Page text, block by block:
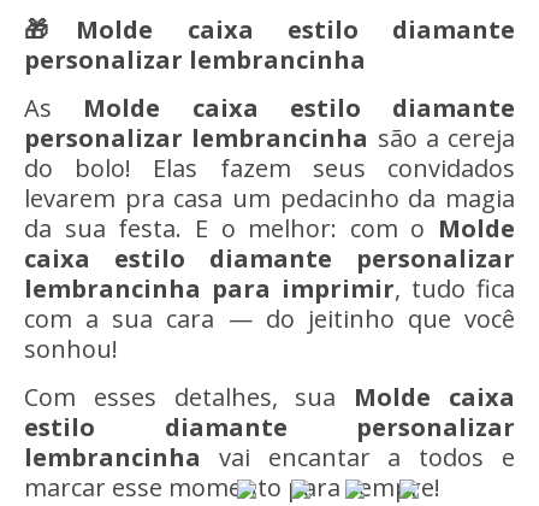
🎁Molde caixa estilo diamante
personalizar lembrancinha
As Molde caixa estilo diamante
personalizar lembrancinha são a cereja
do bolo! Elas fazem seus convidados
levarem pra casa um pedacinho da magia
da sua festa. E o melhor: com o Molde
caixa estilo diamante personalizar
lembrancinha para imprimir, tudo fica
com a sua cara — do jeitinho que você
sonhou!
Com esses detalhes, sua Molde caixa
estilo diamante personalizar
lembrancinha vai encantar a todos e
marcar esse momento para sempre!